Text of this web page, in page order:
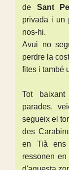
de Sant
privada i un
nos-hi.
Avui no
perdre la
fites i també
Tot
parades,
segueix el
des
en Tià ens
ressonen